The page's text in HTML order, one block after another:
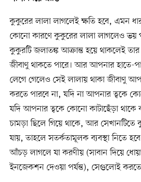
কুকুরের লালা লাগলেই ক্ষতি হবে, এমন
কোনো কারণে কুকুরের লালা লাগলেও ভয়
কুকুরটি জলাতঙ্ক আক্রান্ত হয়ে থাকলেই
জীবাণু থাকতে পারে। আর আপনার হাতে-
লেগে গেলেও সেই লালায় থাকা জীবাণু
করতে পারবে না, যদি না আপনার ত্বকে
যদি আপনার ত্বকে কোনো কাটাছেঁড়া থাকে
চামড়া ছিলে গিয়ে থাকে, আর
যায়, তাহলে সতর্কতামূলক ব্যবস্থা নিতে
আঁচড় লাগলে যা করণীয় (সাবান দিয়ে
ইনজেকশন দেওয়া পর্যন্ত), সেগুলোই করতে